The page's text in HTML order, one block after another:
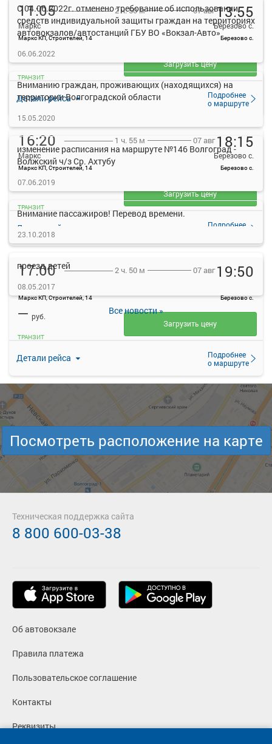
11:05
Маркс
Маркс КП, Строителей, 14
2 ч. 50 м 07 авг13:55
Березово с.
Березово с.
Детали рейса
Подробнее
о маршруте
— руб.
ТРАНЗИТ
Загрузить цену
16:20
Маркс
Маркс КП, Строителей, 14
1 ч. 55 м 07 авг 18:15
Березово с.
Березово с.
Детали рейса
Подробнее
— руб.
ТРАНЗИТ
Загрузить цену
17:00
Маркс
Маркс КП, Строителей, 14
2 ч. 50 м 07 авг 19:50
Березово с.
Детали рейса
Подробнее
о маршруте
— руб.
ТРАНЗИТ
Загрузить цену
17:30
Маркс
Маркс КП, Строителей, 14
3 ч. 15 м 20:45
Березово с.
Березово с.
Детали рейса
Подробнее
о маршруте
— руб.
Загрузить цену
С 04.06.2022г. отменено требование об использовании
средств индивидуальной защиты граждан на территориях
автовокзалов/автостанций ГБУ ВО «Вокзал-Авто»
06.06.2022
Вниманию граждан, проживающих (находящихся) на
территории Волгоградской области
15.05.2020
изменение расписания на маршруте №146 Волгоград -
Волжский ч/з Ср. Ахтубу
07.06.2019
Внимание пассажиров! Перевод времени.
23.10.2018
проезд детей
08.05.2017
Все новости »
Посмотреть расположение на карте
Об автовокзале
Правила платежа
Пользовательское соглашение
Контакты
Реквизиты
Техническая поддержка сайта
8 800 600-03-38